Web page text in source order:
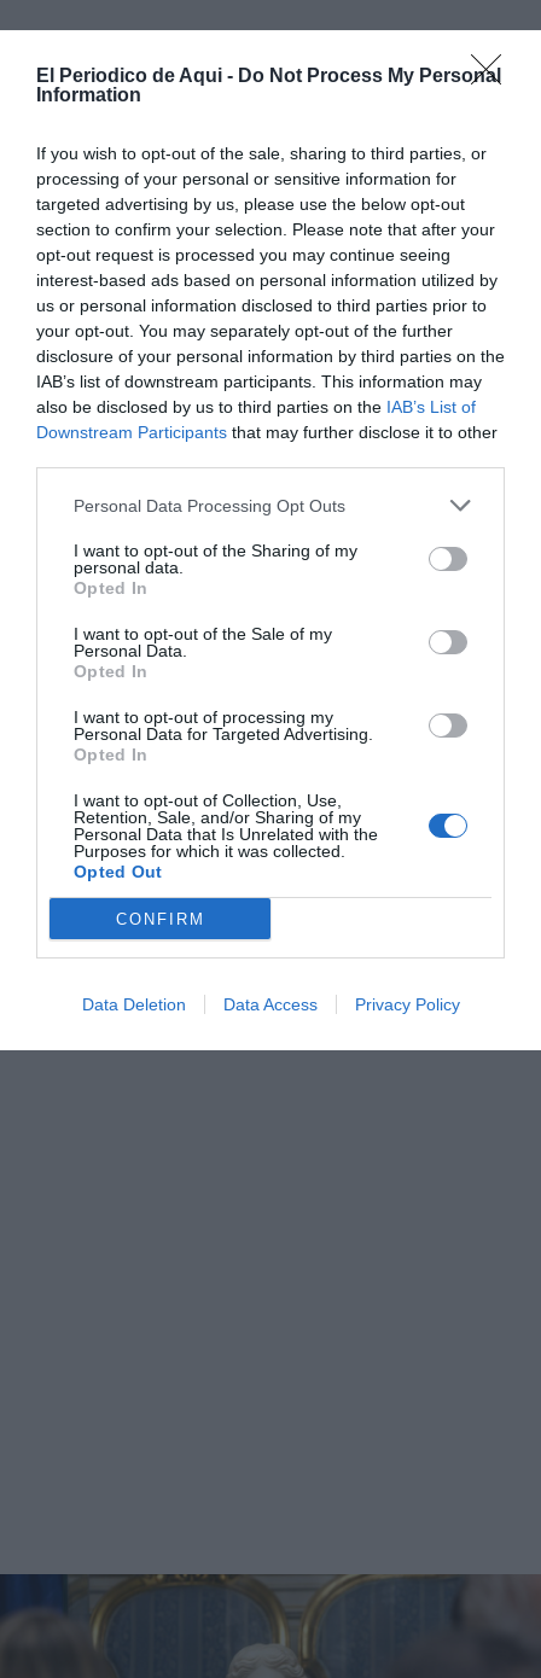
El Periodico de Aqui - Do Not Process My Personal
Information
If you wish to opt-out of the sale, sharing to third parties, or
processing of your personal or sensitive information for
targeted advertising by us, please use the below opt-out
section to confirm your selection. Please note that after your
opt-out request is processed you may continue seeing
interest-based ads based on personal information utilized by
us or personal information disclosed to third parties prior to
your opt-out. You may separately opt-out of the further
disclosure of your personal information by third parties on the
IAB’s list of downstream participants. This information may
also be disclosed by us to third parties on the IAB’s List of
Downstream Participants that may further disclose it to other
Personal Data Processing Opt Outs
I want to opt-out of the Sharing of my
personal data.
Opted In
I want to opt-out of the Sale of my
Personal Data.
Opted In
I want to opt-out of processing my
Personal Data for Targeted Advertising.
Opted In
I want to opt-out of Collection, Use,
Retention, Sale, and/or Sharing of my
Personal Data that Is Unrelated with the
Purposes for which it was collected.
Opted Out
CONFIRM
Data Deletion Data Access Privacy Policy
El alcalde destacó la calidad del mármol, su excelente
Barcala también avanzó que la empresa responsable
de la excavación continúa elaborando la memoria
cuadradoshan aparecido más piezas pendientes de
valoración y catalogación
encargar réplicas para su exhibición pública
reservar la pieza original para un museo alicantino,